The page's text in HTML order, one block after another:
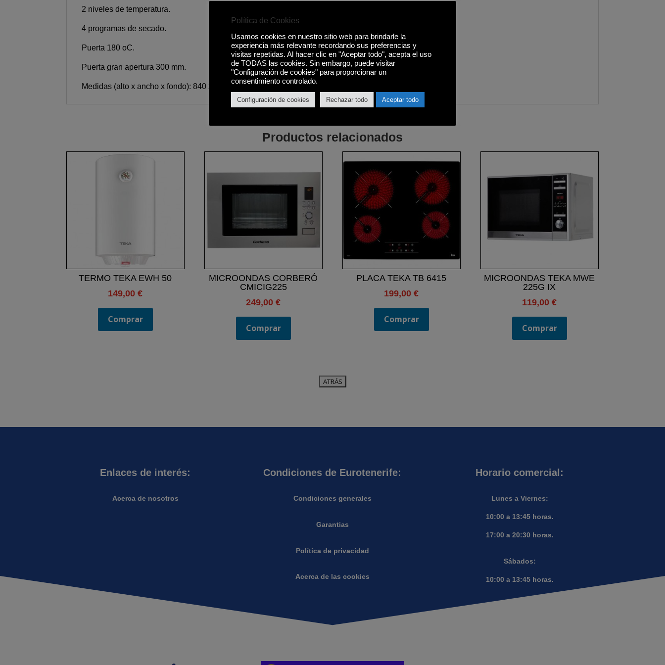
2 niveles de temperatura.
4 programas de secado.
Puerta 180 oC.
Puerta gran apertura 300 mm.
Medidas (alto x ancho x fondo): 840 x 600 x 550 mm.
Productos relacionados
TERMO TEKA EWH 50
149,00€
Comprar
MICROONDAS CORBERÓ
CMICIG225
249,00€
Comprar
PLACA TEKA TB 6415
199,00€
Comprar
MICROONDAS TEKA MWE
225G IX
119,00€
Comprar
Enlaces de interés:
Acerca de nosotros
Condiciones de Eurotenerife:
Condiciones generales
Garantias
Política de privacidad
Acerca de las cookies
Horario comercial:
Lunes a Viernes:
10:00 a 13:45 horas.
17:00 a 20:30 horas.
Sábados:
10:00 a 13:45 horas.
Política de Cookies
Usamos cookies en nuestro sitio web para brindarle la
experiencia más relevante recordando sus preferencias y
visitas repetidas. Al hacer clic en "Aceptar todo", acepta el uso
de TODAS las cookies. Sin embargo, puede visitar
"Configuración de cookies" para proporcionar un
consentimiento controlado.
Configuración de cookies Rechazar todo Aceptar todo